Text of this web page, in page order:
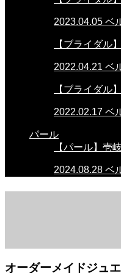
2023.04.05 ベ
【ブライダル
2022.04.21 ベ
【ブライダル
2022.02.17 ベ
パール
【パール】壱
2024.08.28 ベ
オーダーメイドジュ